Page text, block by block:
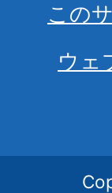
この
ウェ